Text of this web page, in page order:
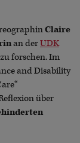
Claire
an derUDK
forschen. Im
and Disability
über